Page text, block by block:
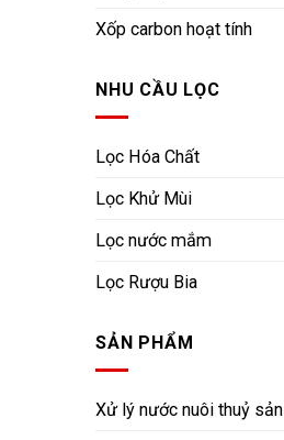
Xốp carbon hoạt tính
NHU CẦU LỌC
Lọc Hóa Chất
Lọc Khử Mùi
Lọc nước mắm
Lọc Rượu Bia
SẢN PHẨM
Xử lý nước nuôi thuỷ sản